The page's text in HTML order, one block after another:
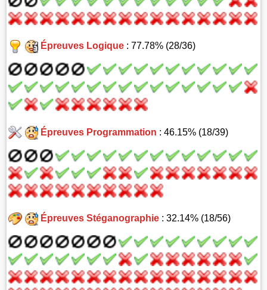
Épreuves Logique: 77.78% (28/36)
Épreuves Programmation : 46.15% (18/39)
Épreuves Stéganographie: 32.14% (18/56)